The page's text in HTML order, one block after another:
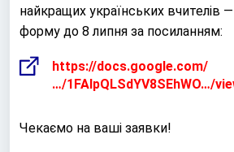
найкращих українських вчителів
форму до 8 липня за посиланням:
https://docs.google.com/
…/1FAIpQLSdYV8SEhWO…/
Чекаємо на ваші заявки!